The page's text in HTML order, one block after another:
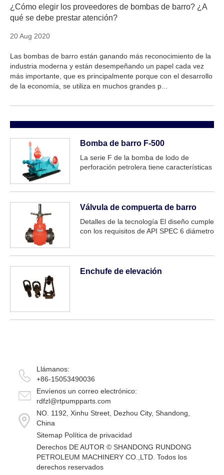
¿Cómo elegir los proveedores de bombas de barro? ¿A
qué se debe prestar atención?
20 Aug 2020
Las bombas de barro están ganando más reconocimiento de la
industria moderna y están desempeñando un papel cada vez
más importante, que es principalmente porque con el desarrollo
de la economía, se utiliza en muchos grandes p...
Bomba de barro F-500
La serie F de la bomba de lodo de
perforación petrolera tiene características
perforación como alta presión y grande...
Válvula de compuerta de barro
Detalles de la tecnología El diseño cumple
con los requisitos de API SPEC 6 diámetro
VMaterial: AA, BB, CC, DD,...
Enchufe de elevación
Llámanos:
+86-15053490036
Envíenos un correo electrónico:
rdfzl@rtpumpparts.com
NO. 1192, Xinhu Street, Dezhou City, Shandong,
China
Sitemap Política de privacidad
Derechos DE AUTOR © SHANDONG RUNDONG
PETROLEUM MACHINERY CO.,LTD. Todos los
derechos reservados